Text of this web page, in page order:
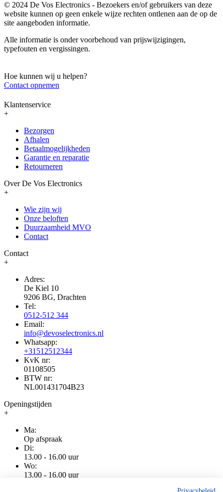
© 2024 De Vos Electronics - Bezoekers en/of gebruikers van deze
website kunnen op geen enkele wijze rechten ontlenen aan de op de
site aangeboden informatie.
Alle informatie is onder voorbehoud van prijswijzigingen,
typefouten en vergissingen.
Hoe kunnen wij u helpen?
Contact opnemen
Klantenservice
+
Bezorgen
Afhalen
Betaalmogelijkheden
Garantie en reparatie
Retourneren
Over De Vos Electronics
+
Wie zijn wij
Onze beloften
Duurzaamheid MVO
Contact
Contact
+
Adres:
De Kiel 10
9206 BG, Drachten
Tel:
0512-512 344
Email:
info@devoselectronics.nl
Whatsapp:
+31512512344
KvK nr:
01108505
BTW nr:
NL001431704B23
Openingstijden
+
Ma:
Op afspraak
Di:
13.00 - 16.00 uur
Wo:
13.00 - 16.00 uur